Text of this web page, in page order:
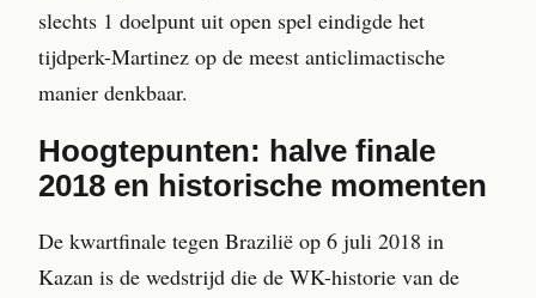
slechts 1 doelpunt uit open spel eindigde het
tijdperk-Martinez op de meest anticlimactische
manier denkbaar.
Hoogtepunten: halve finale
2018 en historische momenten
De kwartfinale tegen Brazilië op 6 juli 2018 in
Kazan is de wedstrijd die de WK-historie van de